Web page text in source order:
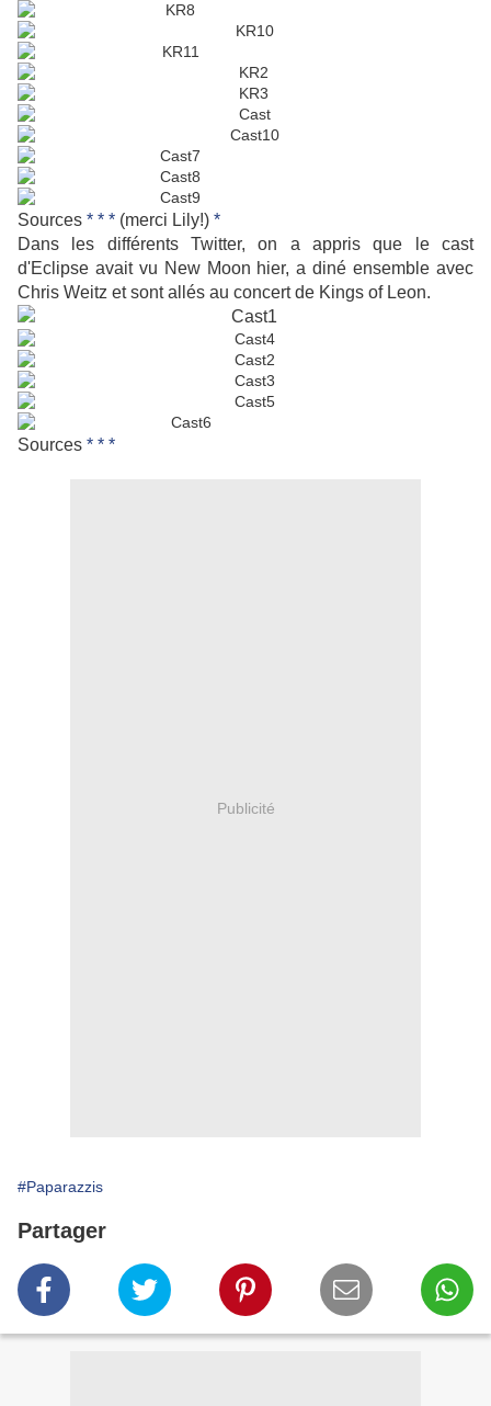
Sources * * * (merci Lily!) *
Dans les différents Twitter, on a appris que le cast
d'Eclipse avait vu New Moon hier, a diné ensemble avec
Chris Weitz et sont allés au concert de Kings of Leon.
Sources * * *
Publicité
#Paparazzis
Partager